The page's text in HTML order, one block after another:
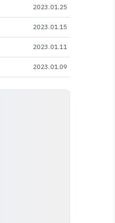
2023.01.25
2023.01.15
2023.01.11
2023.01.09